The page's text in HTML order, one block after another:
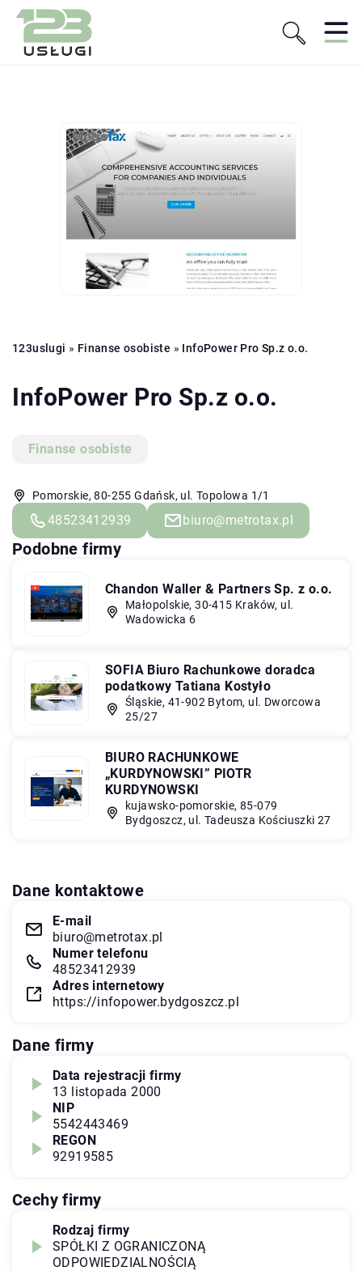
123uslugi » Finanse osobiste » InfoPower Pro Sp.z o.o.
InfoPower Pro Sp.z o.o.
Finanse osobiste
Pomorskie, 80-255 Gdańsk, ul. Topolowa 1/1
48523412939 biuro@metrotax.pl
Podobne firmy
Chandon Waller & Partners Sp. z o.o.
Małopolskie, 30-415 Kraków, ul.
Wadowicka 6
SOFIA Biuro Rachunkowe doradca
podatkowy Tatiana Kostyło
Śląskie, 41-902 Bytom, ul. Dworcowa
25/27
BIURO RACHUNKOWE
„KURDYNOWSKI” PIOTR
KURDYNOWSKI
kujawsko-pomorskie, 85-079
Bydgoszcz, ul. Tadeusza Kościuszki 27
Dane kontaktowe
E-mail
biuro@metrotax.pl
Numer telefonu
48523412939
Adres internetowy
https://infopower.bydgoszcz.pl
Dane firmy
Data rejestracji firmy
13 listopada 2000
NIP
5542443469
REGON
92919585
Cechy firmy
Rodzaj firmy
SPÓŁKI Z OGRANICZONĄ
ODPOWIEDZIALNOŚCIĄ